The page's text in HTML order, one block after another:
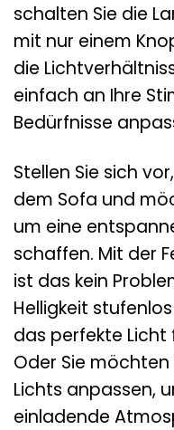
schalten Sie die
mit nur einem
die
einfach an Ihre
Bedürfnisse
Stellen Sie sich
dem Sofa und
um eine
schaffen. Mit der
ist das kein
Helligkeit
das perfekte Licht
Oder Sie
Lichts anpassen,
einladende